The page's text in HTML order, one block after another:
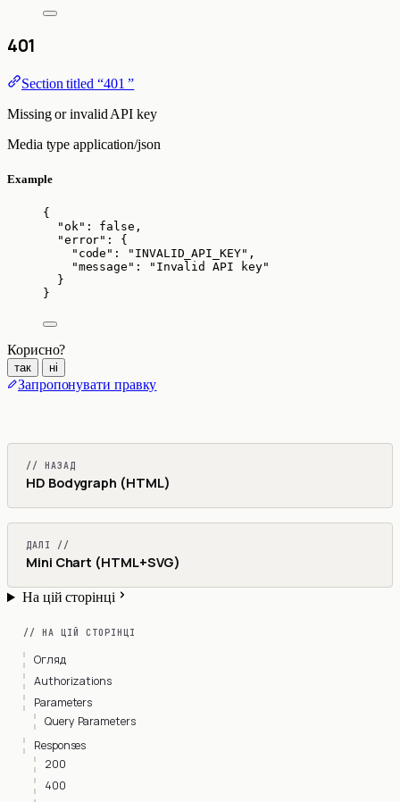
401
Section titled “401 ”
Missing or invalid API key
Media type application/json
Example
{
"ok" : false ,
"error" : {
"code" : " INVALID_API_KEY" ,
"message" : " Invalid API key"
}
}
Корисно?
так ні
Запропонувати правку
// НАЗАД
HD Bodygraph (HTML)
ДАЛІ //
Mini Chart (HTML+SVG)
На цій сторінці
// НА ЦІЙ СТОРІНЦІ
Огляд
Authorizations
Parameters
Query Parameters
Responses
200
400